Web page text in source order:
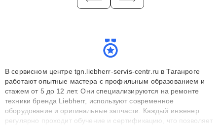
В сервисном центре tgn.liebherr-servis-centr.ru в Таганроге
работают опытные мастера с профильным образованием и
стажем от 5 до 12 лет. Они специализируются на ремонте
техники бренда Liebherr, используют современное
оборудование и оригинальные запчасти. Каждый инженер
регулярно проходит обучение и сертификацию, что позволяет